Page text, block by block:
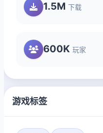
1.5M 下载
600K 玩家
游戏标签